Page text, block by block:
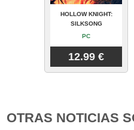
HOLLOW KNIGHT:
SILKSONG
PC
12.99 €
OTRAS NOTICIAS